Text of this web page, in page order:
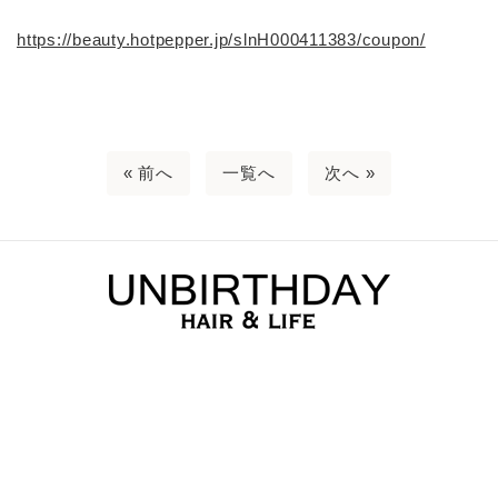
https://beauty.hotpepper.jp/slnH000411383/coupon/
« 前へ 一覧へ 次へ »